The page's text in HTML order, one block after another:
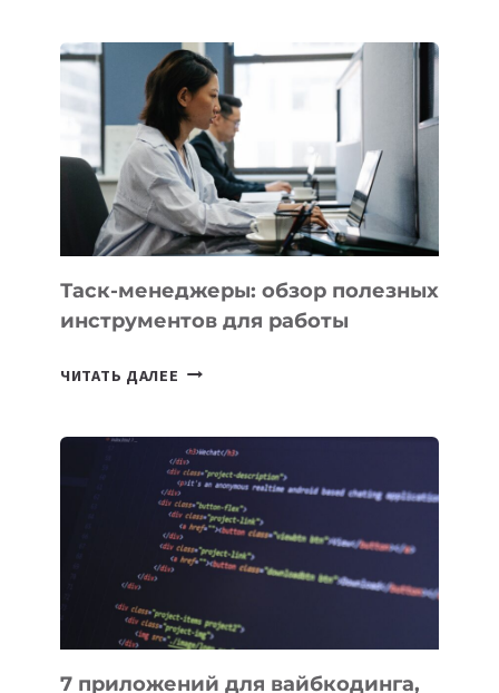
НОВЫЕ
ПРЕДМЕТЫ
ПО
ИСКУССТВЕННОМУ
ИНТЕЛЛЕКТУ
Таск-менеджеры: обзор полезных
инструментов для работы
ЧИТАТЬ ДАЛЕЕ ТАСК-
ПОЛЕЗНЫХ
ИНСТРУМЕНТОВ
ДЛЯ
РАБОТЫ
7 приложений для вайбкодинга,